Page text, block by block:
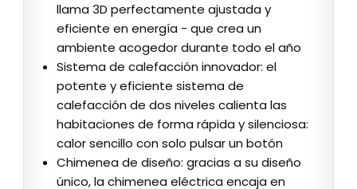
llama 3D perfectamente ajustada y
eficiente en energía - que crea un
ambiente acogedor durante todo el año
Sistema de calefacción innovador: el
potente y eficiente sistema de
calefacción de dos niveles calienta las
habitaciones de forma rápida y silenciosa:
calor sencillo con solo pulsar un botón
Chimenea de diseño: gracias a su diseño
único, la chimenea eléctrica encaja en